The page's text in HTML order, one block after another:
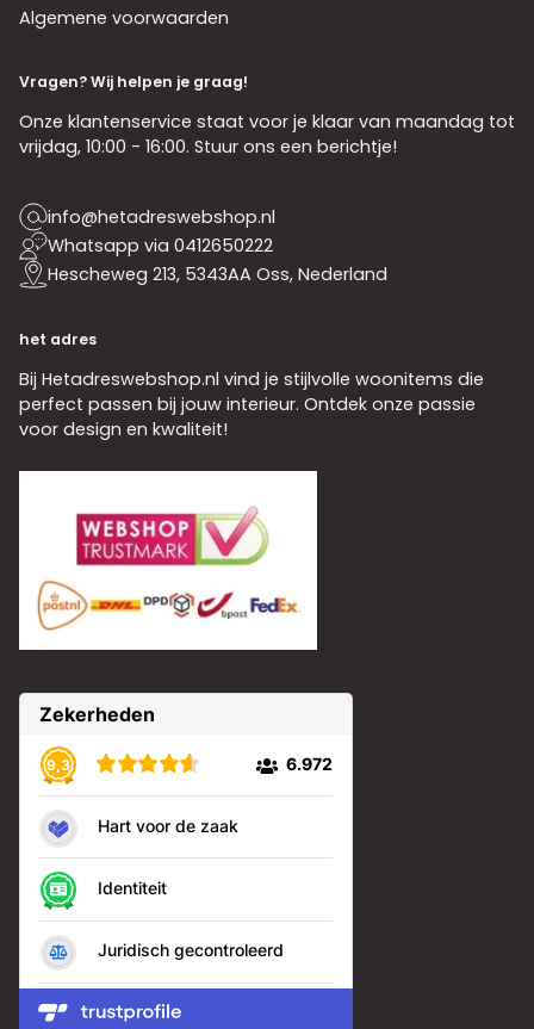
Algemene voorwaarden
Vragen? Wij helpen je graag!
Onze klantenservice staat voor je klaar van maandag tot
vrijdag, 10:00 - 16:00. Stuur ons een berichtje!
info@hetadreswebshop.nl
Whatsapp via 0412650222
Hescheweg 213, 5343AA Oss, Nederland
het adres
Bij Hetadreswebshop.nl vind je stijlvolle woonitems die
perfect passen bij jouw interieur. Ontdek onze passie
voor design en kwaliteit!